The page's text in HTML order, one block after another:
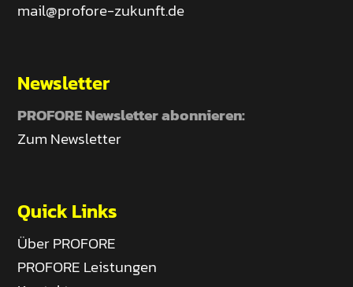
mail@profore-zukunft.de
Newsletter
PROFORE Newsletter abonnieren:
Zum Newsletter
Quick Links
Über PROFORE
PROFORE Leistungen